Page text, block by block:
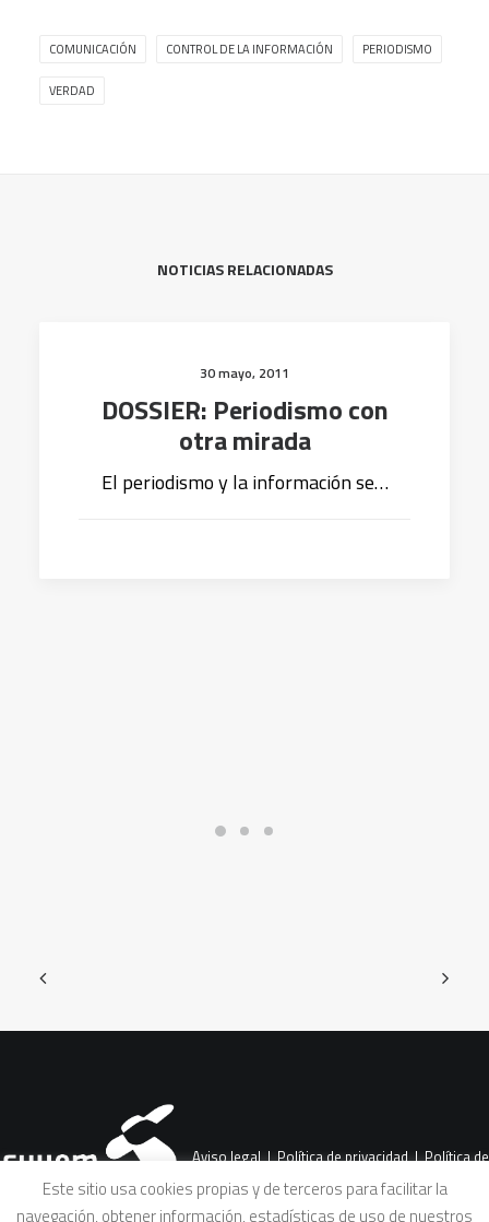
COMUNICACIÓN CONTROL DE LA INFORMACIÓN PERIODISMO
VERDAD
NOTICIAS RELACIONADAS
30 mayo, 2011
DOSSIER: Periodismo con
otra mirada
El periodismo y la información se…
Aviso legal|Política de privacidad|Política de
Este sitio usa cookies propias y de terceros para facilitar la
navegación, obtener información, estadísticas de uso de nuestros